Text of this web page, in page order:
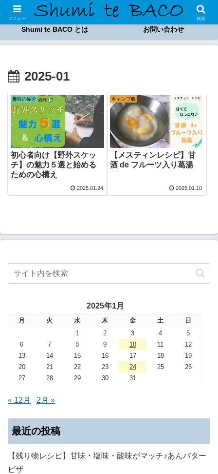
趣味のブログ Shumi te BACO 商品
Shumi te BACO とは お問い合わせ
2025-01
趣味の紹介
初心者向け【野外スケッ
チ】の魅力５選と始める
ための心構え
2025.01.24
キャンプ飯
【メスティンレシピ】甘
酒 de フルーツ入り葛湯
2025.01.10
2025年1月
月 火 水 木 金 土
日
1
2 3 4
5
6
7 8 9 10 11
12
13
14 15 16 17 18
19
20
21 22 23 24 25
26
27
28 29 30 31
« 12月 2月 »
最近の投稿
【残り物レシピ】甘味・塩味・酸味がマッチ♪あんバター
ピザ
メニュー 検索